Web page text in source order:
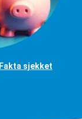
Fakta sjekket